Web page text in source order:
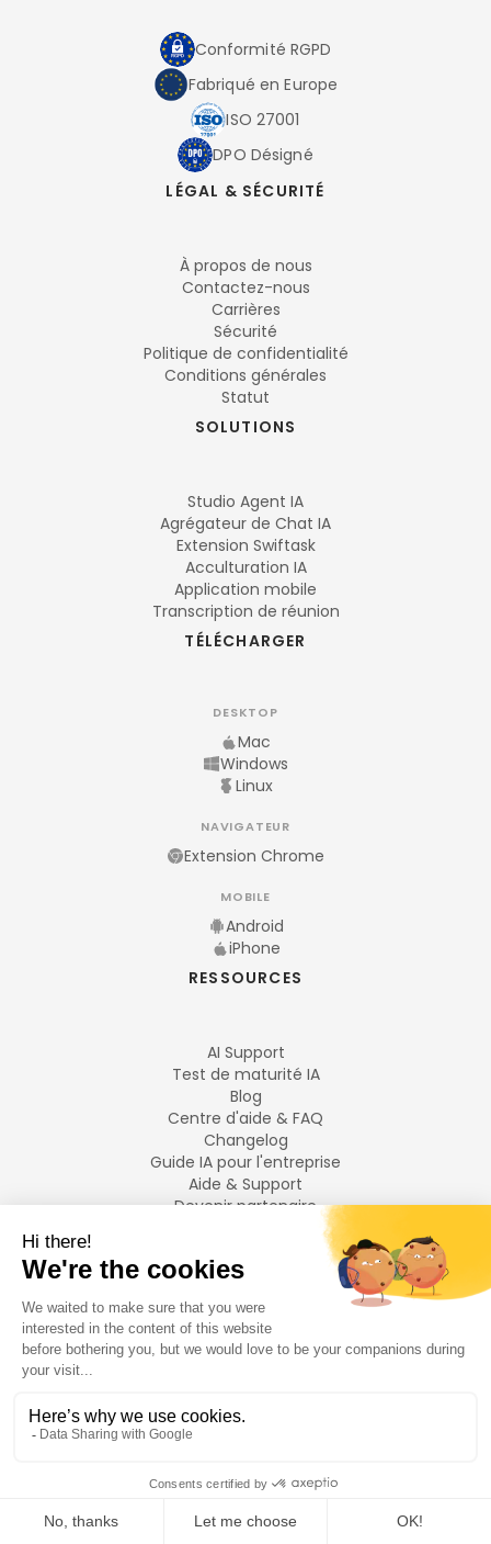
Conformité RGPD
Fabriqué en Europe
ISO 27001
DPO Désigné
LÉGAL & SÉCURITÉ
À propos de nous
Contactez-nous
Carrières
Sécurité
Politique de confidentialité
Conditions générales
Statut
SOLUTIONS
Studio Agent IA
Agrégateur de Chat IA
Extension Swiftask
Acculturation IA
Application mobile
Transcription de réunion
TÉLÉCHARGER
DESKTOP
Mac
Windows
Linux
NAVIGATEUR
Extension Chrome
MOBILE
Android
iPhone
RESSOURCES
AI Support
Test de maturité IA
Blog
Centre d'aide & FAQ
Changelog
Guide IA pour l'entreprise
Aide & Support
Devenir partenaire
LANGUES
Français
English
2026Swiftask. Tous droits réservés.